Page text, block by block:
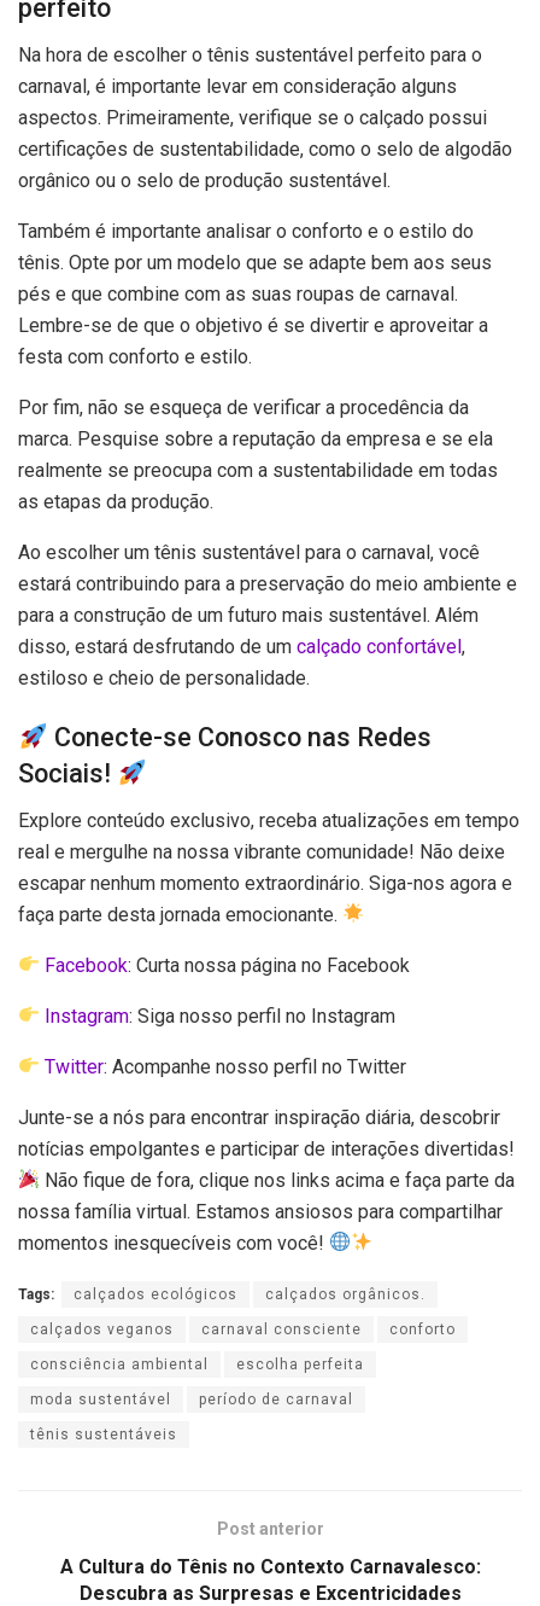
perfeito
Na hora de escolher o tênis sustentável perfeito para o
carnaval, é importante levar em consideração alguns
aspectos. Primeiramente, verifique se o calçado possui
certificações de sustentabilidade, como o selo de algodão
orgânico ou o selo de produção sustentável.
Também é importante analisar o conforto e o estilo do
tênis. Opte por um modelo que se adapte bem aos seus
pés e que combine com as suas roupas de carnaval.
Lembre-se de que o objetivo é se divertir e aproveitar a
festa com conforto e estilo.
Por fim, não se esqueça de verificar a procedência da
marca. Pesquise sobre a reputação da empresa e se ela
realmente se preocupa com a sustentabilidade em todas
as etapas da produção.
Ao escolher um tênis sustentável para o carnaval, você
estará contribuindo para a preservação do meio ambiente e
para a construção de um futuro mais sustentável. Além
disso, estará desfrutando de um calçado confortável,
estiloso e cheio de personalidade.
Conecte-se Conosco nas Redes
Sociais!
Explore conteúdo exclusivo, receba atualizações em tempo
real e mergulhe na nossa vibrante comunidade! Não deixe
escapar nenhum momento extraordinário. Siga-nos agora e
faça parte desta jornada emocionante.
Facebook: Curta nossa página no Facebook
Instagram: Siga nosso perfil no Instagram
Twitter: Acompanhe nosso perfil no Twitter
Junte-se a nós para encontrar inspiração diária, descobrir
notícias empolgantes e participar de interações divertidas!
Não fique de fora, clique nos links acima e faça parte da
nossa família virtual. Estamos ansiosos para compartilhar
momentos inesquecíveis com você!
Tags: calçados ecológicos calçados orgânicos.
calçados veganos carnaval consciente conforto
consciência ambiental escolha perfeita
moda sustentável período de carnaval
tênis sustentáveis
Post anterior
A Cultura do Tênis no Contexto Carnavalesco:
Descubra as Surpresas e Excentricidades